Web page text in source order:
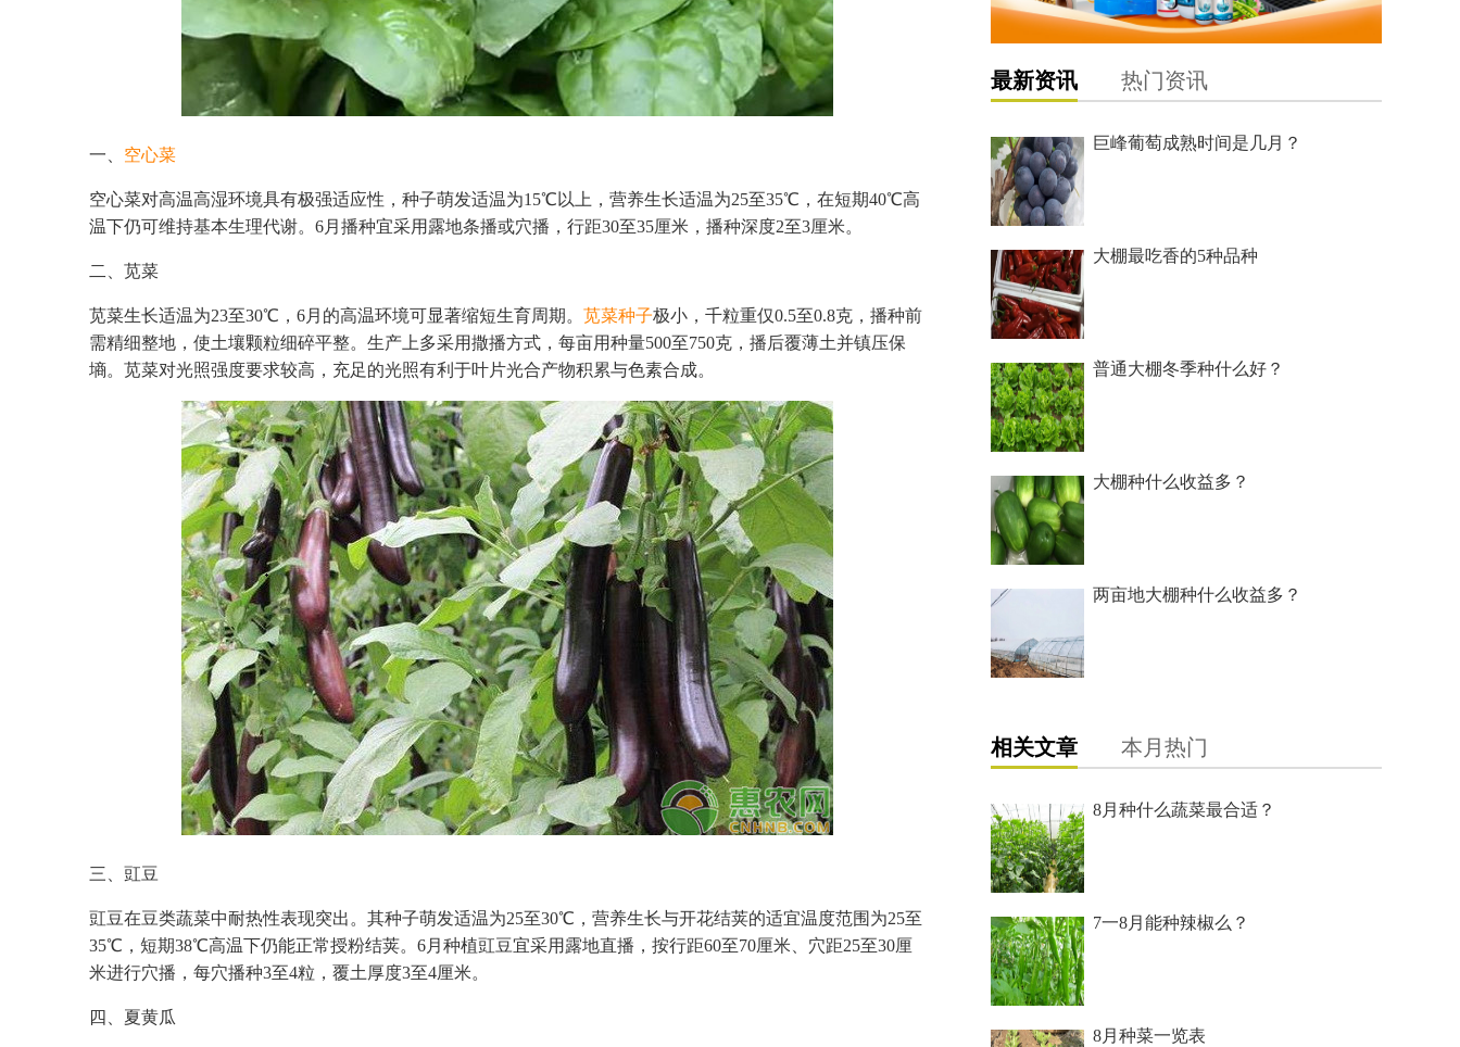
一、 空心菜
空心菜对高温高湿环境具有极强适应性，种子萌发适温为15℃以上，营养生长适温为25至35℃，在短期40℃高
温下仍可维持基本生理代谢。6月播种宜采用露地条播或穴播，行距30至35厘米，播种深度2至3厘米。
二、苋菜
苋菜生长适温为23至30℃，6月的高温环境可显著缩短生育周期。 苋菜种子极小，千粒重仅0.5至0.8克，播种前
需精细整地，使土壤颗粒细碎平整。生产上多采用撒播方式，每亩用种量500至750克，播后覆薄土并镇压保
墒。苋菜对光照强度要求较高，充足的光照有利于叶片光合产物积累与色素合成。
三、豇豆
豇豆在豆类蔬菜中耐热性表现突出。其种子萌发适温为25至30℃，营养生长与开花结荚的适宜温度范围为25至
35℃，短期38℃高温下仍能正常授粉结荚。6月种植豇豆宜采用露地直播，按行距60至70厘米、穴距25至30厘
米进行穴播，每穴播种3至4粒，覆土厚度3至4厘米。
四、夏黄瓜
最新资讯 热门资讯
巨峰葡萄成熟时间是几月？
大棚最吃香的5种品种
普通大棚冬季种什么好？
大棚种什么收益多？
两亩地大棚种什么收益多？
相关文章 本月热门
8月种什么蔬菜最合适？
7一8月能种辣椒么？
8月种菜一览表